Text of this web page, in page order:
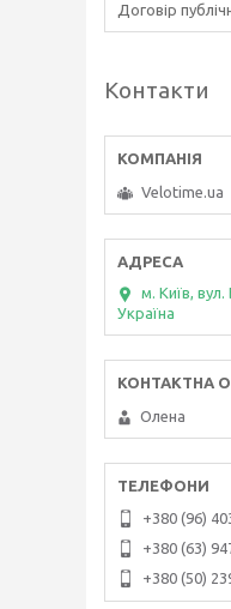
Договір
Контакти
Velotime.ua
м. Київ, вул.
Україна
Олена
+380 (96)
+380 (63)
+380 (50)